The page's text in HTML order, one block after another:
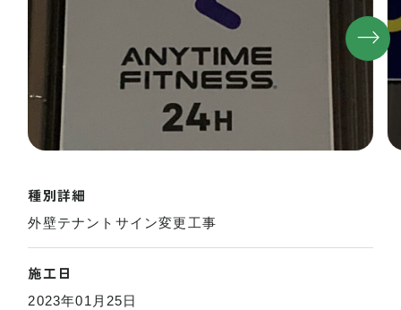
種別詳細
外壁テナントサイン変更工事
施工日
2023年01月25日